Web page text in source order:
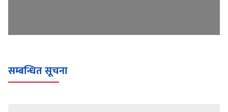
सम्बन्धित सूचना